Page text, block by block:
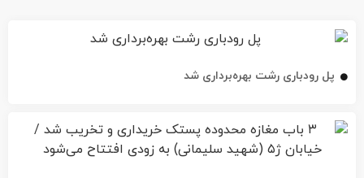
پل رودباری رشت بهره‌برداری شد